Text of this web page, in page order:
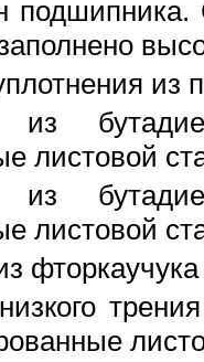
из
из
листовой
из
листовой